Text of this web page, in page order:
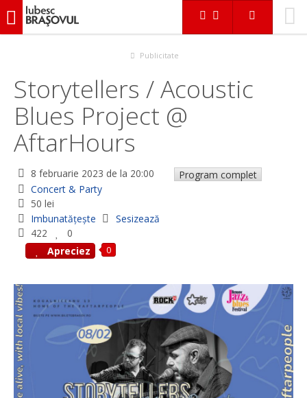
iubescbraşovul.ro
Storytellers / Acoustic Blues Project @ AftarHours
Publicitate
Storytellers / Acoustic
Blues Project @
AftarHours
8 februarie 2023 de la 20:00
Program complet
Concert & Party
50 lei
Imbunatățește
Sesizează
422
0
Apreciez
0